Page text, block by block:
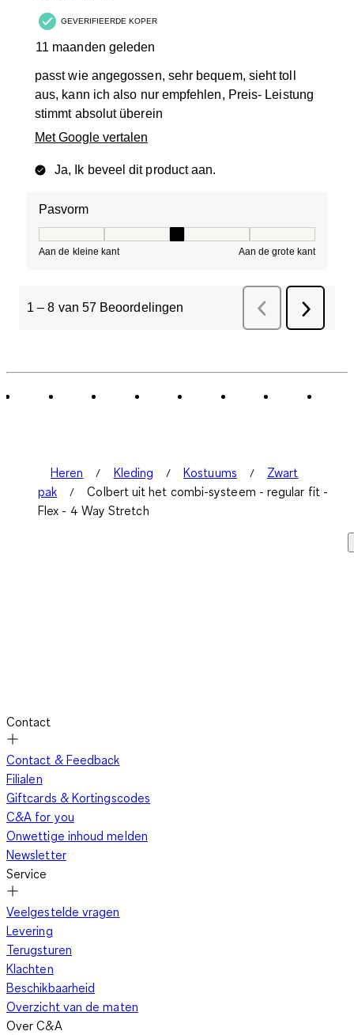
GEVERIFIEERDE KOPER
11 maanden geleden
passt wie angegossen, sehr bequem, sieht toll
aus, kann ich also nur empfehlen, Preis- Leistung
stimmt absolut überein
Met Google vertalen
Ja, Ik beveel dit product aan.
Pasvorm
Aan de kleine kant Aan de grote kant
1 – 8 van 57 Beoordelingen Vorige
Heren Kleding Kostuums
Zwart
pak
Colbert uit het combi-systeem - regular fit -
Flex - 4 Way Stretch
Contact
Contact & Feedback
Filialen
Giftcards & Kortingscodes
C&A for you
Onwettige inhoud melden
Newsletter
Service
Veelgestelde vragen
Levering
Terugsturen
Klachten
Beschikbaarheid
Overzicht van de maten
Over C&A